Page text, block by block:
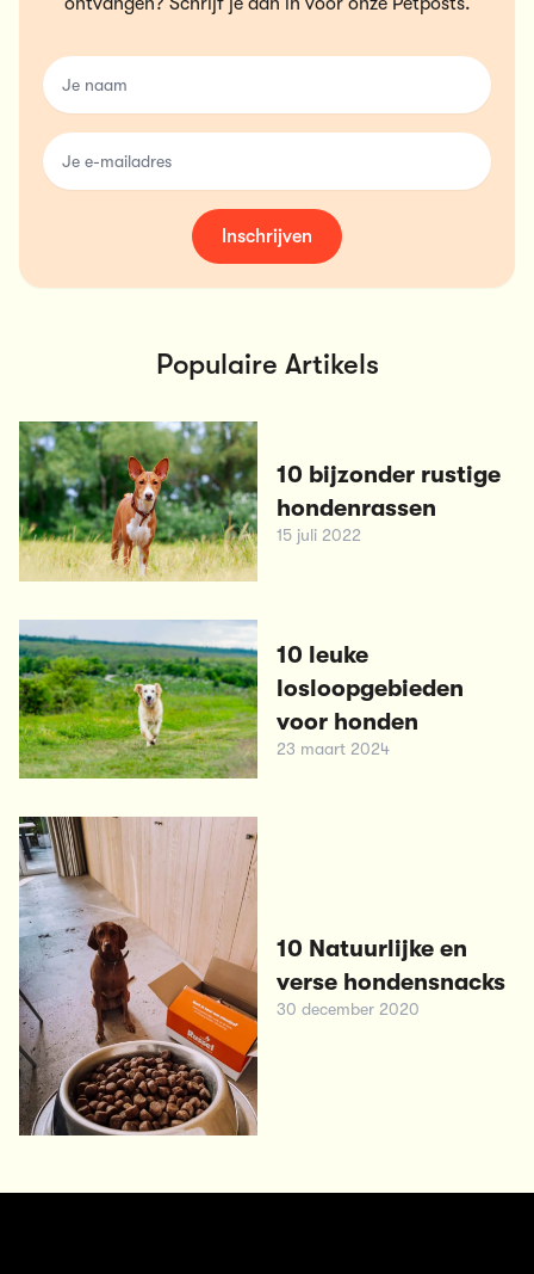
name
email
Inschrijven
Populaire Artikels
10 bijzonder rustige
hondenrassen
15 juli 2022
10 leuke
losloopgebieden
voor honden
23 maart 2024
10 Natuurlijke en
verse hondensnacks
30 december 2020